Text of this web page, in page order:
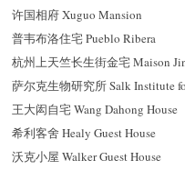
许国相府 Xuguo Mansion
普韦布洛住宅 Pueblo Ribera
杭州上天竺长生街金宅 Maison
萨尔克生物研究所 Salk Institute
王大闳自宅 Wang Dahong House
希利客舍 Healy Guest House
沃克小屋 Walker Guest House